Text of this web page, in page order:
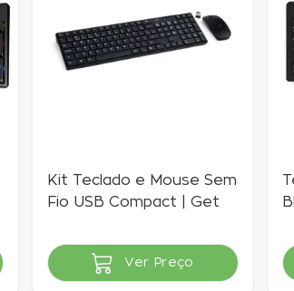
Kit Teclado e Mouse Sem
Fio USB Compact | Get
Indisponível
Ver Preço